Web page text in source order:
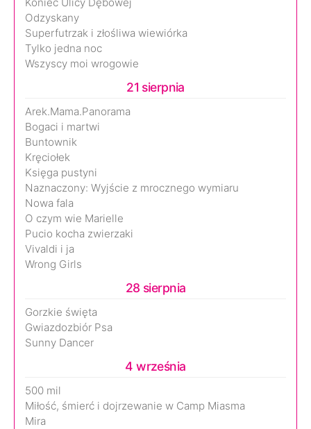
Odzyskany
Superfutrzak i złośliwa wiewiórka
Tylko jedna noc
Wszyscy moi wrogowie
21 sierpnia
Arek.Mama.Panorama
Bogaci i martwi
Buntownik
Kręciołek
Księga pustyni
Naznaczony: Wyjście z mrocznego wymiaru
Nowa fala
O czym wie Marielle
Pucio kocha zwierzaki
Vivaldi i ja
Wrong Girls
28 sierpnia
Gorzkie święta
Gwiazdozbiór Psa
Sunny Dancer
4 września
500 mil
Miłość, śmierć i dojrzewanie w Camp Miasma
Mira